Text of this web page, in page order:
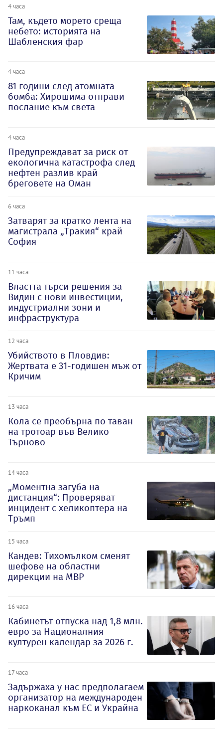
4 часа
Там, където морето среща
небето: историята на
Шабленския фар
4 часа
81 години след атомната
бомба: Хирошима отправи
послание към света
4 часа
Предупреждават за риск от
екологична катастрофа след
нефтен разлив край
бреговете на Оман
6 часа
Затварят за кратко лента на
магистрала „Тракия“ край
София
11 часа
Властта търси решения за
Видин с нови инвестиции,
индустриални зони и
инфраструктура
12 часа
Убийството в Пловдив:
Жертвата е 31-годишен мъж от
Кричим
13 часа
Кола се преобърна по таван
на тротоар във Велико
Търново
14 часа
„Моментна загуба на
дистанция“: Проверяват
инцидент с хеликоптера на
Тръмп
15 часа
Кандев: Тихомълком сменят
шефове на областни
дирекции на МВР
16 часа
Кабинетът отпуска над 1,8 млн.
евро за Националния
културен календар за 2026 г.
17 часа
Задържаха у нас предполагаем
организатор на международен
наркоканал към ЕС и Украйна